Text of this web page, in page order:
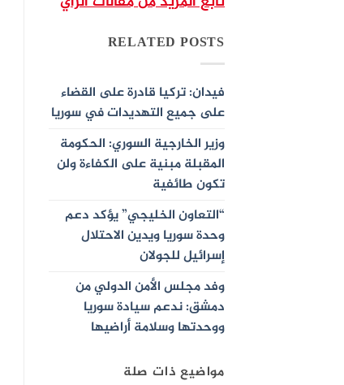
RELATED POSTS
فيدان: تركيا قادرة على القضاء
على جميع التهديدات في سوريا
وزير الخارجية السوري: الحكومة
المقبلة مبنية على الكفاءة ولن
تكون طائفية
“التعاون الخليجي” يؤكد دعم
وحدة سوريا ويدين الاحتلال
إسرائيل للجولان
وفد مجلس الأمن الدولي من
دمشق: ندعم سيادة سوريا
ووحدتها وسلامة أراضيها
مواضيع ذات صلة